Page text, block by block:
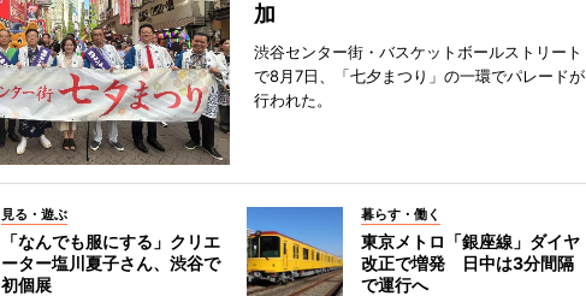
加
渋谷センター街・バスケットボールストリート
で8月7日、「七夕まつり」の一環でパレードが
行われた。
見る・遊ぶ
「なんでも服にする」クリエ
ーター塩川夏子さん、渋谷で
初個展
暮らす・働く
東京メトロ「銀座線」ダイヤ
改正で増発 日中は3分間隔
で運行へ